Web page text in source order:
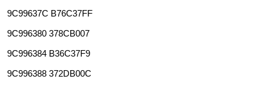
9C99637C B76C37FF
9C996380 378CB007
9C996384 B36C37F9
9C996388 372DB00C